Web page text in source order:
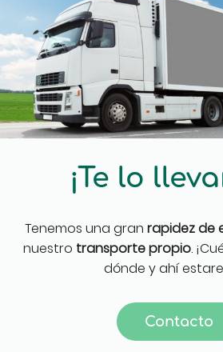
¡Te lo
Tenemos una gran rapidez de
nuestro transporte propio.
dónde y ahí
Contacto